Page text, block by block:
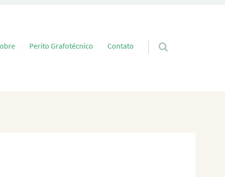
conteúdoPerito Grafotécnico Contato